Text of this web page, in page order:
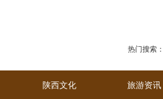
热门搜索：
陕西文化 旅游资讯